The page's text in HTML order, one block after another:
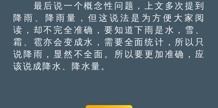
最后说一个概念性问题，上文多次提到
降雨、降雨量，但这说法是为方便大家阅
读，却不完全准确，要知道下雨是水，雪、
霜、雹亦会变成水，需要全面统计，所以只
说降雨，显然不全面。所以要更加准确，应
该说成降水、降水量。